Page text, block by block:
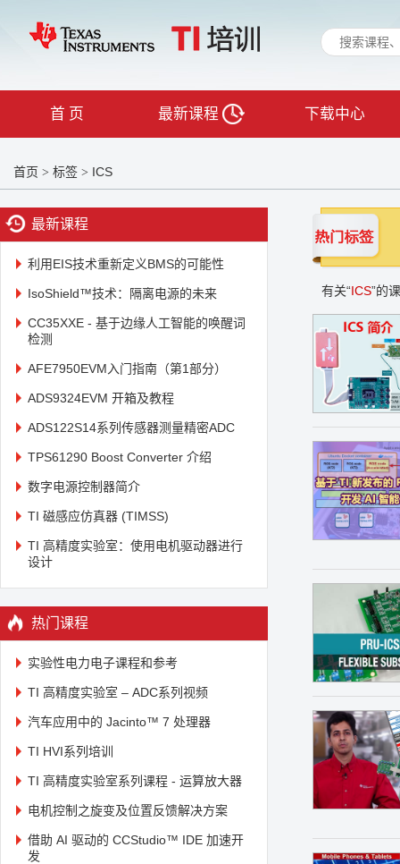
首 页 最新课程 下载中心
首页 > 标签 > ICS
最新课程
利用EIS技术重新定义BMS的可能性
IsoShield™技术：隔离电源的未来
CC35XXE - 基于边缘人工智能的唤醒词
检测
AFE7950EVM入门指南（第1部分）
ADS9324EVM 开箱及教程
ADS122S14系列传感器测量精密ADC
TPS61290 Boost Converter 介绍
数字电源控制器简介
TI 磁感应仿真器 (TIMSS)
TI 高精度实验室：使用电机驱动器进行
设计
热门课程
实验性电力电子课程和参考
TI 高精度实验室 – ADC系列视频
汽车应用中的 Jacinto™ 7 处理器
TI HVI系列培训
TI 高精度实验室系列课程 - 运算放大器
电机控制之旋变及位置反馈解决方案
借助 AI 驱动的 CCStudio™ IDE 加速开
发
有关“ICS”的